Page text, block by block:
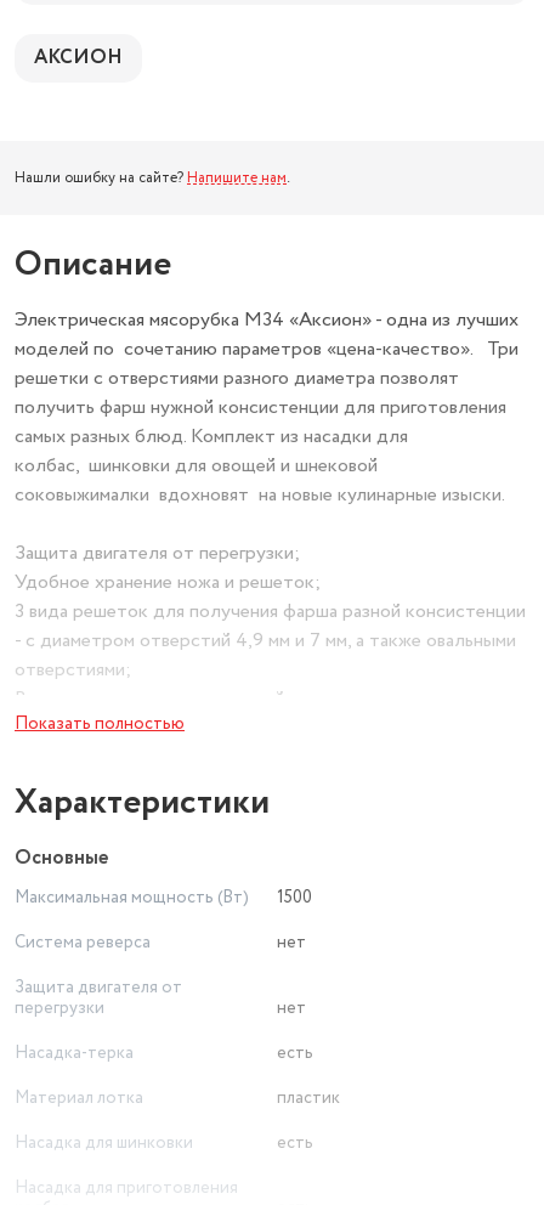
АКСИОН
Нашли ошибку на сайте? Напишите нам.
Описание
Электрическая мясорубка М34 «Аксион» - одна из лучших
моделей по сочетанию параметров «цена-качество». Три
решетки с отверстиями разного диаметра позволят
получить фарш нужной консистенции для приготовления
самых разных блюд. Комплект из насадки для
колбас, шинковки для овощей и шнековой
соковыжималки вдохновят на новые кулинарные изыски.
Защита двигателя от перегрузки;
Удобное хранение ножа и решеток;
3 вида решеток для получения фарша разной консистенции
- с диаметром отверстий 4,9 мм и 7 мм, а также овальными
отверстиями;
Высокое размещение шнековой камеры;
Ручка для переноски;
на поверхности стола
Показать полностью
Характеристики
Основные
Максимальная мощность (Вт)
1500
Система реверса
нет
Защита двигателя от
перегрузки
нет
Насадка-терка
есть
Материал лотка
пластик
Насадка для шинковки
есть
Насадка для приготовления